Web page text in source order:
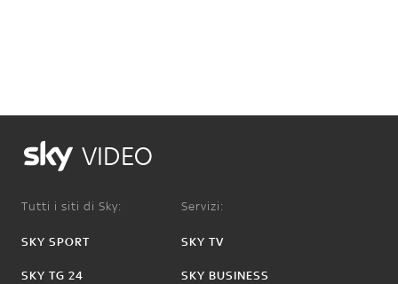
VIDEO
Tutti i siti di Sky:
SKY SPORT
SKY TG 24
Servizi:
SKY TV
SKY BUSINESS